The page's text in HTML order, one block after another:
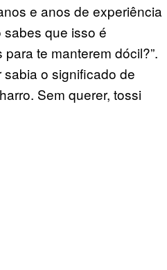
e anos de experiência
sabes que isso é
te manterem dócil?”.
o significado de
Sem querer, tossi